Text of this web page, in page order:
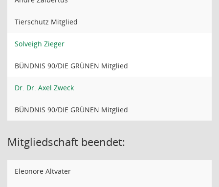
Tierschutz Mitglied
Solveigh Zieger
BÜNDNIS 90/DIE GRÜNEN Mitglied
Dr. Dr. Axel Zweck
BÜNDNIS 90/DIE GRÜNEN Mitglied
Mitgliedschaft beendet:
Eleonore Altvater